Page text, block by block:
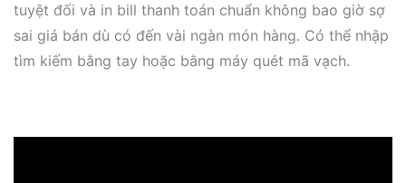
tuyệt đối và in bill thanh toán chuẩn không bao giờ sợ
sai giá bán dù có đến vài ngàn món hàng. Có thể nhập
tìm kiếm bằng tay hoặc bằng máy quét mã vạch.